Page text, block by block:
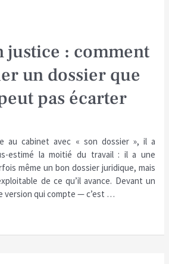
justice : comment
un dossier que
pas écarter
au cabinet avec « son dossier », il a
estimé la moitié du travail : il a une
même un bon dossier juridique, mais
de ce qu’il avance. Devant un
version qui compte — c’est …